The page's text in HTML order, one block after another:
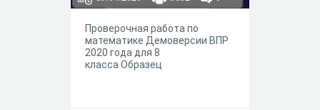
Проверочная работа по
математике Демоверсии ВПР
2020 года для 8
класса Образец